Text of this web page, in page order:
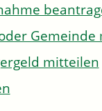
Gemeinde
mitteilen